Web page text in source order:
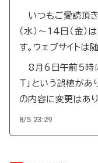
いつもご愛読頂き
（水）～14日（金
す。ウェブサイトは
8月6日午前5時に
T」という誤植があ
の内容に変更はあり
8/5 23:29